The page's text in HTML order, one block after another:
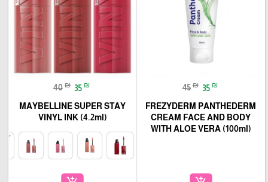
45 ₪ 35 ₪
FREZYDERM PANTHEDERM
CREAM FACE AND BODY
WITH ALOE VERA (100ml)
40 ₪ 35 ₪
MAYBELLINE SUPER STAY
VINYL INK (4.2ml)